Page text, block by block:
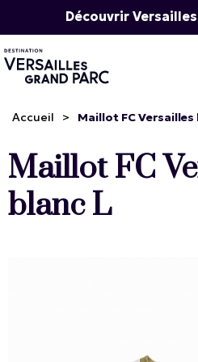
Découvrir
Accueil > Maillot FC Versailles
Maillot FC
blanc L